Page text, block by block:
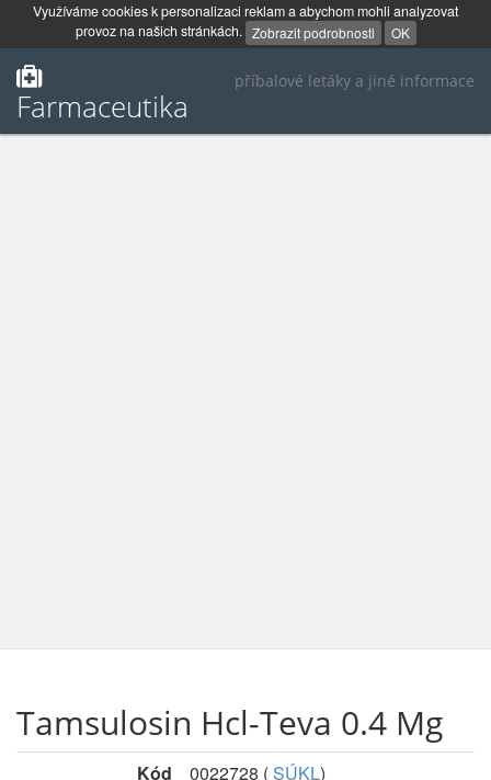
Využíváme cookies k personalizaci reklam a abychom mohli analyzovat
provoz na našich stránkách. Zobrazit podrobnosti OK
příbalové letáky a jiné informace
Farmaceutika
Tamsulosin Hcl-Teva 0.4 Mg
Kód 0022728 (SÚKL)